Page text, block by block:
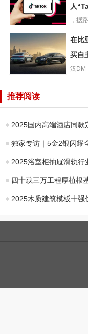
启油电同速新纪
元
消息称TikTok正测
试AI聊天机器
人“Tako
人
，据
看大场面才过瘾
在比
买自
汉
推荐阅读
2025国内高端酒店同款
独家专访｜5金2银闪耀
2025浴室柜抽屉滑轨行
四十载三万工程厚植根
2025木质建筑模板十强